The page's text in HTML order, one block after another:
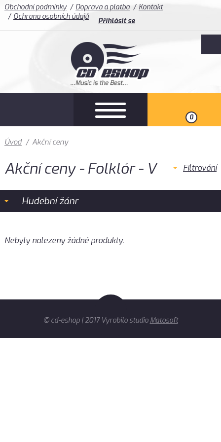
Obchodní podmínky Doprava a platba
Kontakt
Ochrana osobních údajů
Přihlásit se
0
Úvod / Akční ceny
Akční ceny - Folklór - V Filtrování
Hudební žánr
Nebyly nalezeny žádné produkty.
© cd-eshop | 2017 Vyrobilo studio Matosoft